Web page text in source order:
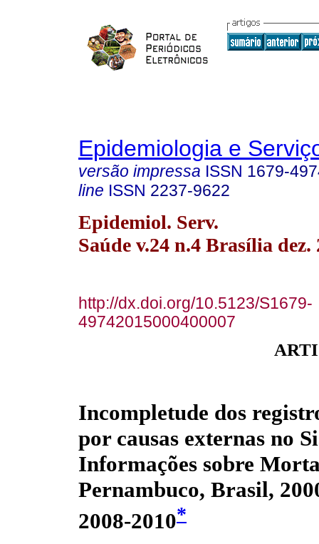
Epidemiologia e
versão impressa ISSN 1679-
line ISSN 2237-9622
Epidemiol. Serv.
Saúde v.24 n.4 Brasília dez.
http://dx.doi.org/10.5123/S1679-
49742015000400007
Incompletude dos
por causas externas no
Informações sobre
Pernambuco, Brasil,
2008-2010*